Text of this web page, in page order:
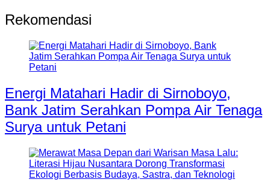
Rekomendasi
Energi Matahari Hadir di Sirnoboyo,
Bank Jatim Serahkan Pompa Air Tenaga
Surya untuk Petani